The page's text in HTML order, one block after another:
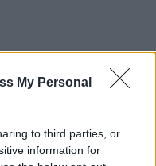
My Personal
to third parties, or
information for